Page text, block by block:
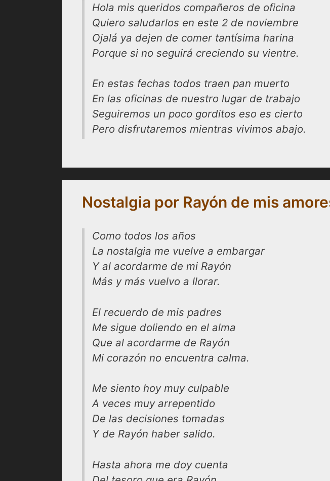
Hola mis queridos compañeros de oficina
Quiero saludarlos en este 2 de noviembre
Ojalá ya dejen de comer tantísima harina
Porque si no seguirá creciendo su vientre.
En estas fechas todos traen pan muerto
En las oficinas de nuestro lugar de trabajo
Seguiremos un poco gorditos eso es cierto
Pero disfrutaremos mientras vivimos abajo.
Nostalgia por Rayón de mis
Como todos los años
La nostalgia me vuelve a embargar
Y al acordarme de mi Rayón
Más y más vuelvo a llorar.
El recuerdo de mis padres
Me sigue doliendo en el alma
Que al acordarme de Rayón
Mi corazón no encuentra calma.
Me siento hoy muy culpable
A veces muy arrepentido
De las decisiones tomadas
Y de Rayón haber salido.
Hasta ahora me doy cuenta